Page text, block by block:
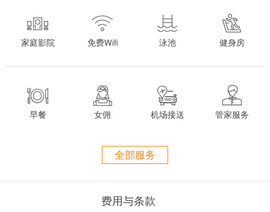
的户外烧烤设备，一个酒吧冰箱和环绕立体声音响。
宽敞的中央客厅也有一个14座的泰国木餐桌 ，一个壁挂式平板电视
（和所有的卧室一样），舒适的沙发，一个设备齐全的西式厨房，以
场，从别墅只需很短的步行即可到达湄南村落。
在一个热带岛屿上体验奢华生活享受从未如此简单。
距离苏梅岛国际机场（Samui International Airport） 约30分钟车程
2间双床房，均设有独立浴室

家庭影院

免费Wifi

泳池

健身房

早餐

女佣

机场接送

管家服务
全部服务
费用与条款